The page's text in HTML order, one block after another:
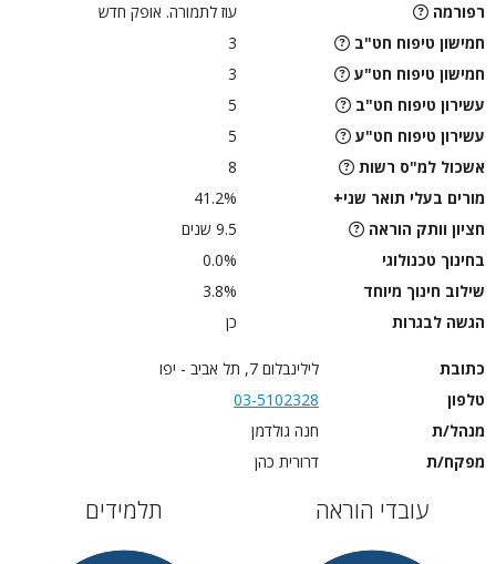
רפורמה
עוז לתמורה. אופק חדש
חמישון טיפוח חט"ב
3
חמישון טיפוח חט"ע
3
עשירון טיפוח חט"ב
5
עשירון טיפוח חט"ע
5
אשכול למ"ס רשות
8
מורים בעלי תואר שני+
41.2%
חציון וותק הוראה
9.5 שנים
בחינוך טכנולוגי
0.0%
שילוב חינוך מיוחד
3.8%
הגשה לבגרות
כן
כתובת
לילינבלום 7, תל אביב - יפו
טלפון
03-5102328
מנהל/ת
חנה גולדמן
מפקח/ת
דרורית כהן
עובדי הוראה תלמידים